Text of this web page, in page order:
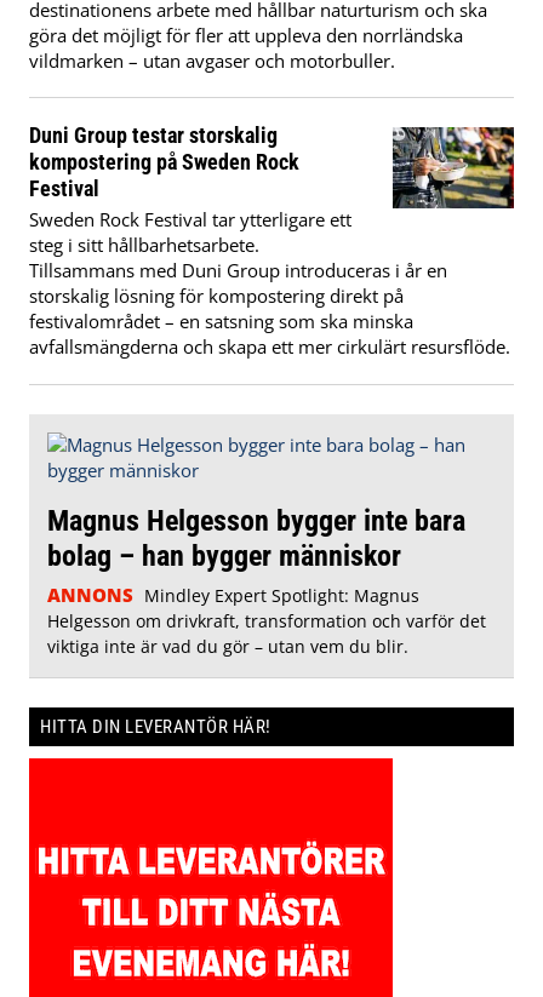
destinationens arbete med hållbar naturturism och ska
göra det möjligt för fler att uppleva den norrländska
vildmarken – utan avgaser och motorbuller.
Duni Group testar storskalig
kompostering på Sweden Rock
Festival
Sweden Rock Festival tar ytterligare ett
steg i sitt hållbarhetsarbete.
Tillsammans med Duni Group introduceras i år en
storskalig lösning för kompostering direkt på
festivalområdet – en satsning som ska minska
avfallsmängderna och skapa ett mer cirkulärt resursflöde.
Magnus Helgesson bygger inte bara
bolag – han bygger människor
ANNONS Mindley Expert Spotlight: Magnus
Helgesson om drivkraft, transformation och varför det
viktiga inte är vad du gör – utan vem du blir.
HITTA DIN LEVERANTÖR HÄR!